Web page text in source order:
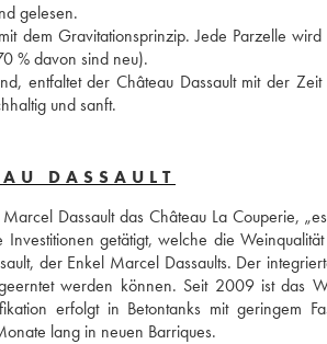
gelesen.
dem Gravitationsprinzip. Jede Parzelle
% davon sind neu).
entfaltet der Château Dassault mit der
DASSAULT
Dassault das Château La Couperie,
getätigt, welche die
der Enkel Marcel Dassaults. Der
werden können. Seit 2009 ist das
erfolgt in Betontanks mit geringem
lang in neuen Barriques.